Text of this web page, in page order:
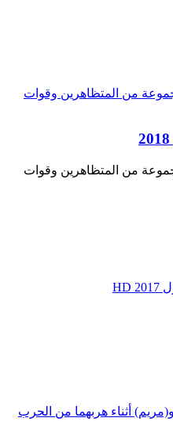
من المتظاهرين وقوات
من المتظاهرين وقوات
أثناء هربهما من الحرب